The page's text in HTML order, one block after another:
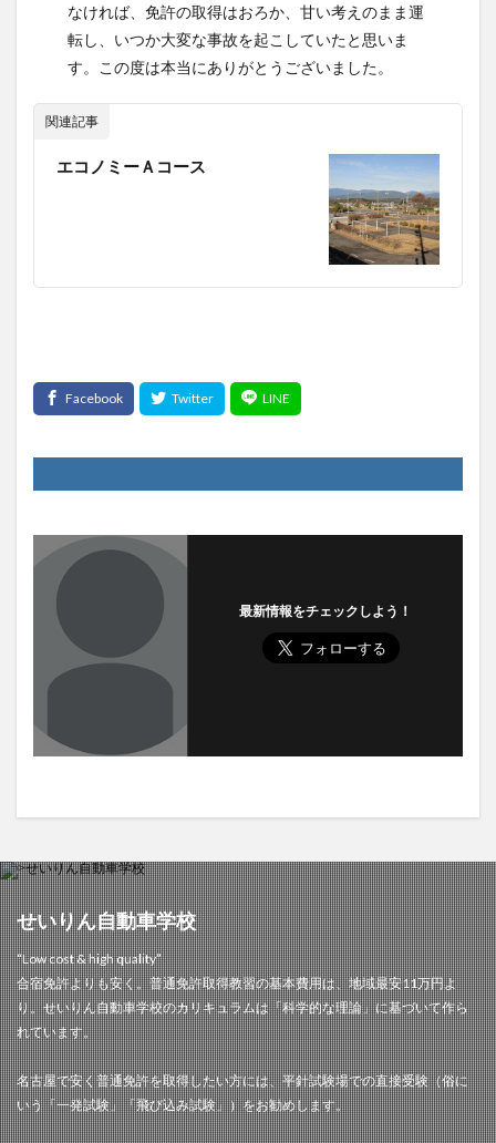
なければ、免許の取得はおろか、甘い考えのまま運
転し、いつか大変な事故を起こしていたと思いま
す。この度は本当にありがとうございました。
関連記事
エコノミーＡコース
最新情報をチェックしよう！
せいりん自動車学校
“Low cost & high quality”
合宿免許よりも安く。普通免許取得教習の基本費用は、地域最安11万円よ
り。せいりん自動車学校のカリキュラムは「科学的な理論」に基づいて作ら
れています。
名古屋で安く普通免許を取得したい方には、平針試験場での直接受験（俗に
いう「一発試験」「飛び込み試験」）をお勧めします。